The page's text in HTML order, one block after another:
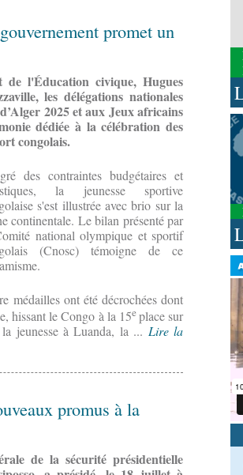
promet un
l'Éducation civique, Hugues
les délégations nationales
2025 et aux Jeux africains
dédiée à la célébration des
congolais.
des contraintes budgétaires et
la jeunesse sportive
s'est illustrée avec brio sur la
continentale. Le bilan présenté par
national olympique et sportif
(Cnosc) témoigne de ce
médailles ont été décrochées dont
hissant le Congo à la 15eplace sur
jeunesse à Luanda, la ... Lire la
promus à la
de la sécurité présidentielle